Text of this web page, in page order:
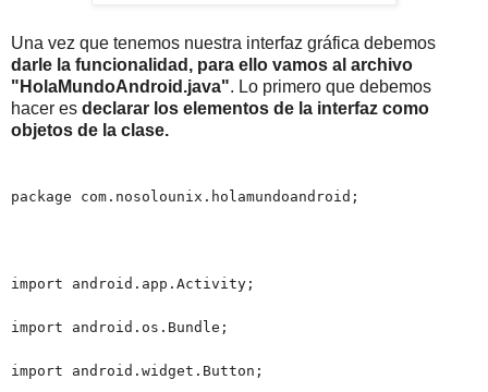
Una vez que tenemos nuestra interfaz gráfica debemos
darle la funcionalidad, para ello vamos al archivo
"HolaMundoAndroid.java". Lo primero que debemos
hacer es declarar los elementos de la interfaz como
objetos de la clase.
package com.nosolounix.holamundoandroid;
import android.app.Activity;
import android.os.Bundle;
import android.widget.Button;